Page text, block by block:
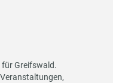
Greifswald.